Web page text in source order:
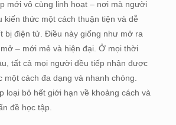
mới vô cùng linh hoạt – nơi mà người
kiến thức một cách thuận tiện và dễ
bị điện tử. Điều này giống như mở ra
– mới mẻ và hiện đại. Ở mọi thời
tất cả mọi người đều tiếp nhận được
một cách đa dạng và nhanh chóng.
loại bỏ hết giới hạn về khoảng cách và
đề học tập.